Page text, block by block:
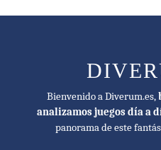
Spiel des Jahres Recommended
🥇 2023
Bienvenido a Diverum.es,
analizamos juegos día a
panorama de este